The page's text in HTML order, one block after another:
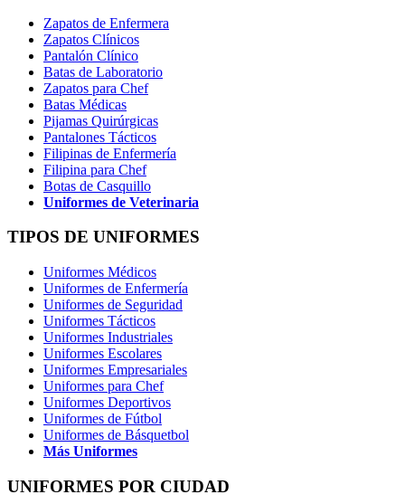
Zapatos de Enfermera
Zapatos Clínicos
Pantalón Clínico
Batas de Laboratorio
Zapatos para Chef
Batas Médicas
Pijamas Quirúrgicas
Pantalones Tácticos
Filipinas de Enfermería
Filipina para Chef
Botas de Casquillo
Uniformes de Veterinaria
TIPOS DE UNIFORMES
Uniformes Médicos
Uniformes de Enfermería
Uniformes de Seguridad
Uniformes Tácticos
Uniformes Industriales
Uniformes Escolares
Uniformes Empresariales
Uniformes para Chef
Uniformes Deportivos
Uniformes de Fútbol
Uniformes de Básquetbol
Más Uniformes
UNIFORMES POR CIUDAD